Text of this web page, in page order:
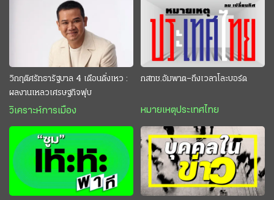
วิกฤติศรัทธารัฐบาล 4 เดือนดิ่งเหว :
ผลงานเหลวเศรษฐกิจฟุบ
วิเคราะห์การเมือง
กสทช.อัมพาต–ถึงเวลาโละบอร์ด
หมายเหตุประเทศไทย